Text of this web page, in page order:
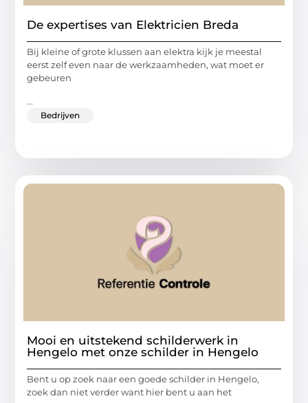
De expertises van Elektricien Breda
Bij kleine of grote klussen aan elektra kijk je meestal
eerst zelf even naar de werkzaamheden, wat moet er
gebeuren
...
Bedrijven
Mooi en uitstekend schilderwerk in
Hengelo met onze schilder in Hengelo
Bent u op zoek naar een goede schilder in Hengelo,
zoek dan niet verder want hier bent u aan het